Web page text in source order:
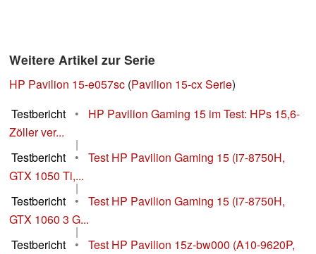
Weitere Artikel zur Serie
HP Pavilion 15-e057sc (Pavilion 15-cx Serie)
Testbericht
•
HP Pavilion Gaming 15 im Test: HPs 15,6-
Zöller ver...
|
Testbericht
•
Test HP Pavilion Gaming 15 (i7-8750H,
GTX 1050 Ti,...
|
Testbericht
•
Test HP Pavilion Gaming 15 (i7-8750H,
GTX 1060 3 G...
|
Testbericht
•
Test HP Pavilion 15z-bw000 (A10-9620P,